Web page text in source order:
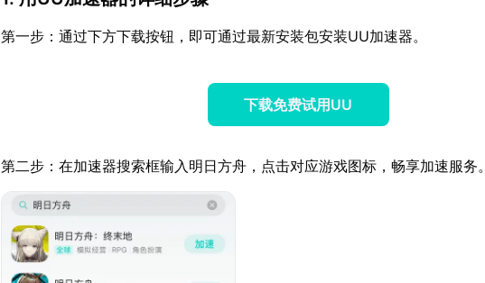
第一步：通过下方下载按钮，即可通过最新安装包安装UU加速器。
下载免费试用UU
第二步：在加速器搜索框输入明日方舟，点击对应游戏图标，畅享加速服务。